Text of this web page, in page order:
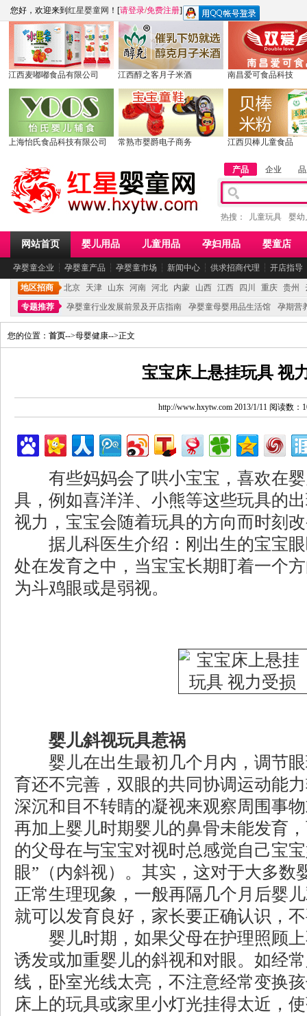
您好，欢迎来到 红星婴童网 ！[请登录/免费注册]
江西麦嘟嘟食品有限公司 江西醇之客月子米酒 南昌爱可食品科技
上海怡氏食品科技有限公司 常熟市婴爵电子商务 江西贝棒儿童食品
产品 企业
热搜： 儿童玩具 婴幼
网站首页 婴儿用品 儿童用品 孕妇用品 婴童店
孕婴童企业 ┆ 孕婴童产品 ┆ 孕婴童市场 ┆ 新闻中心 ┆ 供求招商代理 ┆ 开店指导
地区招商 北京 天津 山东 河南 河北 内蒙 山西 江西 四川 重庆 贵州
专题推荐
孕婴童行业发展前景及开店指南 孕婴童母婴用品生活馆 孕期营
您的位置： 首页-->母婴健康-->正文
宝宝床上悬挂玩具 视
http://www.hxytw.com 2013/1/11 阅读数：
有些妈妈会了哄小宝宝，喜欢在婴
具，例如喜洋洋、小熊等这些玩具的
视力，宝宝会随着玩具的方向而时刻
据儿科医生介绍：刚出生的宝宝眼
处在发育之中，当宝宝长期盯着一个
为斗鸡眼或是弱视。
婴儿斜视玩具惹祸
婴儿在出生最初几个月内，调节眼
育还不完善，双眼的共同协调运动能
深沉和目不转睛的凝视来观察周围事
再加上婴儿时期婴儿的鼻骨未能发育
的父母在与宝宝对视时总感觉自己宝
眼”（内斜视）。其实，这对于大多数
正常生理现象，一般再隔几个月后婴
就可以发育良好，家长要正确认识，
婴儿时期，如果父母在护理照顾上
诱发或加重婴儿的斜视和对眼。如经
线，卧室光线太亮，不注意经常变换
床上的玩具或家里小灯光挂得太近，